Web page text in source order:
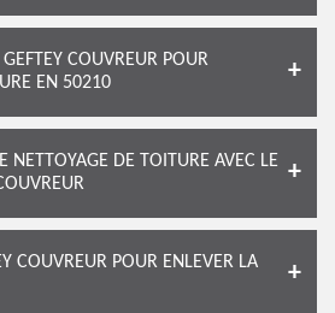
COUVREUR POUR
EN 50210
NETTOYAGE DE TOITURE AVEC LE
COUVREUR POUR ENLEVER LA